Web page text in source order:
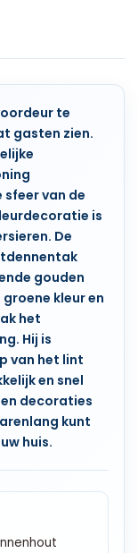
te
gasten zien.
van de
is
De
gouden
kleur en
het
Hij is
van het lint
en snel
decoraties
kunt
huis.